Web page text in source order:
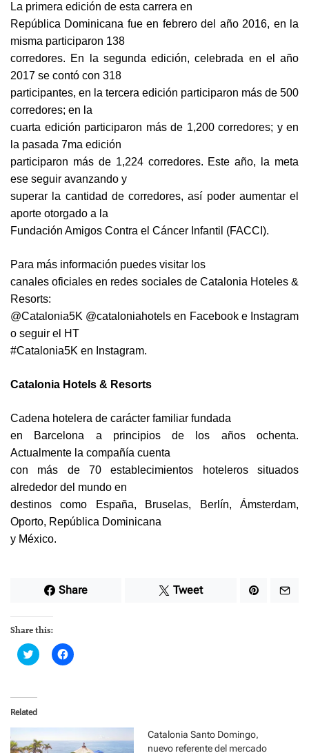
La primera edición de esta carrera en
República Dominicana fue en febrero del año 2016, en la
misma participaron 138
corredores. En la segunda edición, celebrada en el año
2017 se contó con 318
participantes, en la tercera edición participaron más de 500
corredores; en la
cuarta edición participaron más de 1,200 corredores; y en
la pasada 7ma edición
participaron más de 1,224 corredores. Este año, la meta
ese seguir avanzando y
superar la cantidad de corredores, así poder aumentar el
aporte otorgado a la
Fundación Amigos Contra el Cáncer Infantil (FACCI).
Para más información puedes visitar los
canales oficiales en redes sociales de Catalonia Hoteles &
Resorts:
@Catalonia5K @cataloniahotels en Facebook e Instagram
o seguir el HT
#Catalonia5K en Instagram.
Catalonia Hotels & Resorts
Cadena hotelera de carácter familiar fundada
en Barcelona a principios de los años ochenta.
Actualmente la compañía cuenta
con más de 70 establecimientos hoteleros situados
alrededor del mundo en
destinos como España, Bruselas, Berlín, Ámsterdam,
Oporto, República Dominicana
y México.
Share Tweet
Share this:
C
l
t
o
s
a
r
C
l
r
Related
Catalonia Santo Domingo,
nuevo referente del mercado